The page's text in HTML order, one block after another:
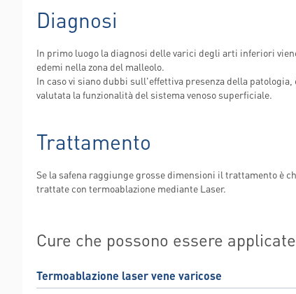
Diagnosi
In primo luogo la diagnosi delle varici degli arti inferiori
edemi nella zona del malleolo.
In caso vi siano dubbi sull'effettiva presenza della
valutata la funzionalità del sistema venoso superficiale.
Trattamento
Se la safena raggiunge grosse dimensioni il trattamento è
trattate con termoablazione mediante Laser.
Cure che possono essere applicate
Termoablazione laser vene varicose